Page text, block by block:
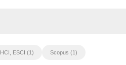
ESCI (1) Scopus (1)